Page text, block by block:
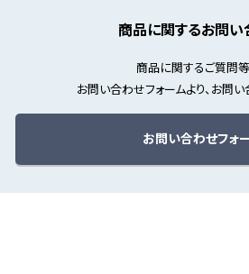
商品に関するお問い
商品に関するご質問等
お問い合わせフォームより、お問い
お問い合わせフォ